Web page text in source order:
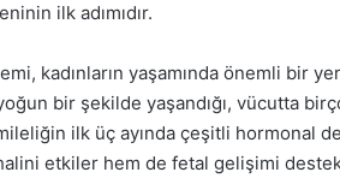
ilk adımıdır.
kadınların yaşamında önemli bir
bir şekilde yaşandığı, vücutta
ilk üç ayında çeşitli hormonal
etkiler hem de fetal gelişimi